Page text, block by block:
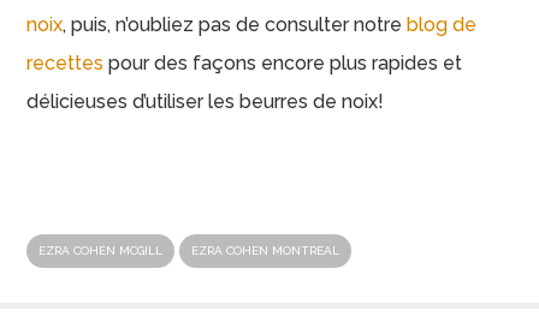
noix, puis, n’oubliez pas de consulter notre blog de
recettes pour des façons encore plus rapides et
délicieuses d’utiliser les beurres de noix!
EZRA COHEN MCGILL EZRA COHEN MONTREAL